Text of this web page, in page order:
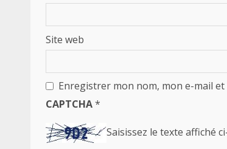
Site web
Enregistrer mon nom, mon e-mail
CAPTCHA*
Saisissez le texte affiché